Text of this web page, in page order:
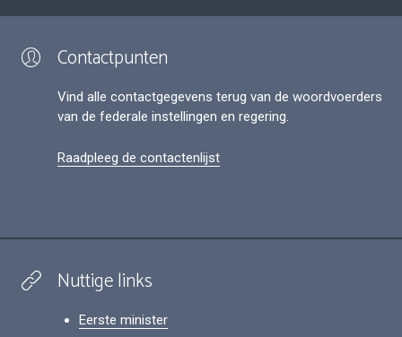
Contactpunten
Vind alle contactgegevens terug van de woordvoerders
van de federale instellingen en regering.
Raadpleeg de contactenlijst
Nuttige links
Eerste minister